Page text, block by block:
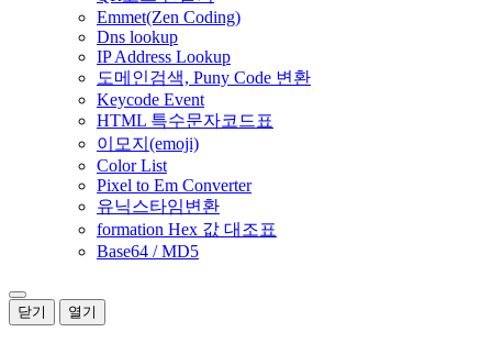
Emmet(Zen Coding)
Dns lookup
IP Address Lookup
도메인검색, Puny Code 변환
Keycode Event
HTML 특수문자코드표
이모지(emoji)
Color List
Pixel to Em Converter
유닉스타임변환
formation Hex 값 대조표
Base64 / MD5
닫기 열기